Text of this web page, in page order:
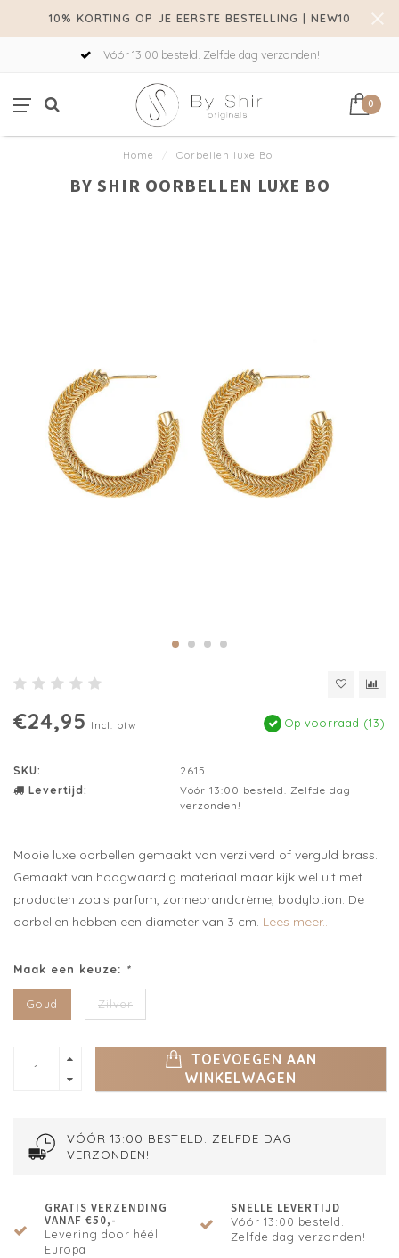
10% KORTING OP JE EERSTE BESTELLING | NEW10
Vóór 13:00 besteld. Zelfde dag verzonden!
0
Home / Oorbellen luxe Bo
BY SHIR OORBELLEN LUXE BO
€24,95 Incl. btw Op voorraad (13)
SKU:
2615
Levertijd:
Vóór 13:00 besteld. Zelfde dag
verzonden!
Mooie luxe oorbellen gemaakt van verzilverd of verguld brass.
Gemaakt van hoogwaardig materiaal maar kijk wel uit met
producten zoals parfum, zonnebrandcrème, bodylotion. De
oorbellen hebben een diameter van 3 cm. Lees meer..
Maak een keuze: *
Goud Zilver
TOEVOEGEN AAN
WINKELWAGEN
VÓÓR 13:00 BESTELD. ZELFDE DAG
VERZONDEN!
GRATIS VERZENDING
VANAF €50,-
Levering door héél
Europa
SNELLE LEVERTIJD
Vóór 13:00 besteld.
Zelfde dag verzonden!